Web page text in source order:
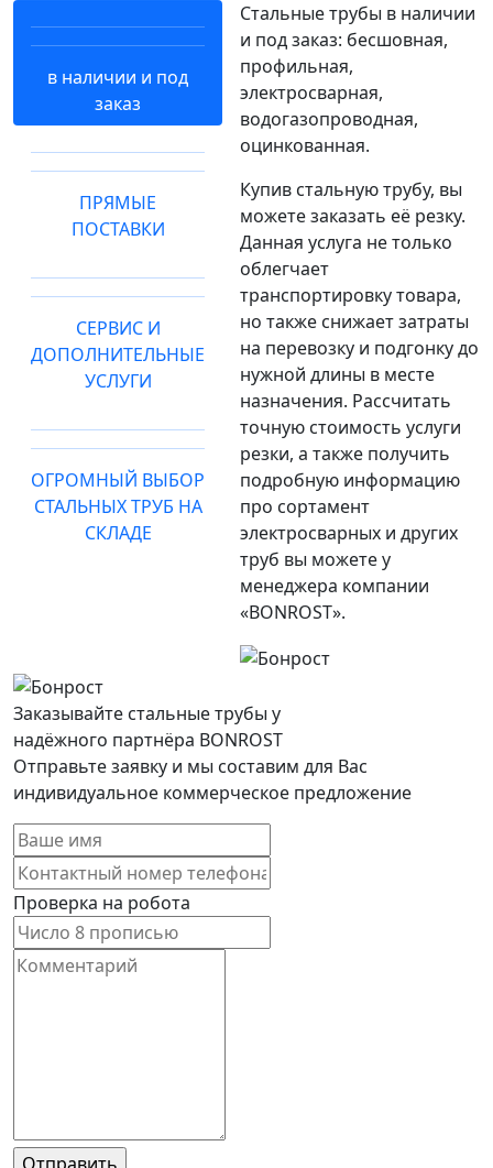
в наличии и под
заказ
ПРЯМЫЕ
ПОСТАВКИ
СЕРВИС И
ДОПОЛНИТЕЛЬНЫЕ
УСЛУГИ
ОГРОМНЫЙ ВЫБОР
СТАЛЬНЫХ ТРУБ НА
СКЛАДЕ
Стальные трубы в наличии
и под заказ: бесшовная,
профильная,
электросварная,
водогазопроводная,
оцинкованная.
Купив стальную трубу, вы
можете заказать её резку.
Данная услуга не только
облегчает
транспортировку товара,
но также снижает затраты
на перевозку и подгонку до
нужной длины в месте
назначения. Рассчитать
точную стоимость услуги
резки, а также получить
подробную информацию
про сортамент
электросварных и других
труб вы можете у
менеджера компании
«BONROST».
Заказывайте стальные трубы у
надёжного партнёра BONROST
Отправьте заявку и мы составим для Вас
индивидуальное коммерческое предложение
Проверка на робота